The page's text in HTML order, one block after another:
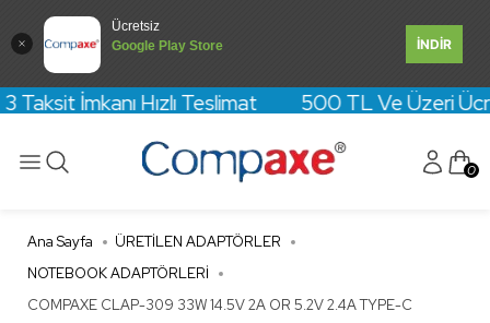
Ücretsiz
Google Play Store
İNDİR
İmkanı Hızlı Teslimat 500 TL Ve Üzeri
0
Ana Sayfa
ÜRETİLEN ADAPTÖRLER
NOTEBOOK ADAPTÖRLERİ
COMPAXE CLAP-309 33W 14.5V 2A OR 5.2V 2.4A TYPE-C